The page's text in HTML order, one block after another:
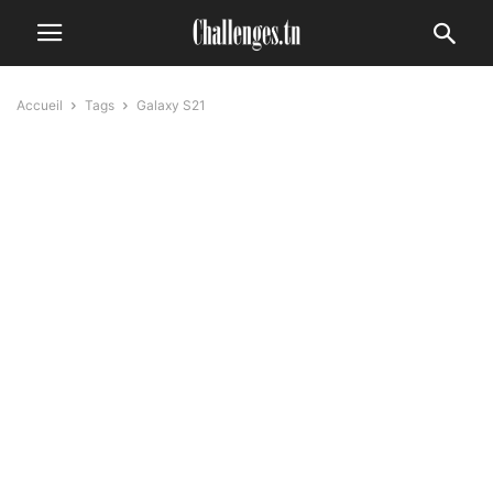
Accueil Tags Galaxy S21